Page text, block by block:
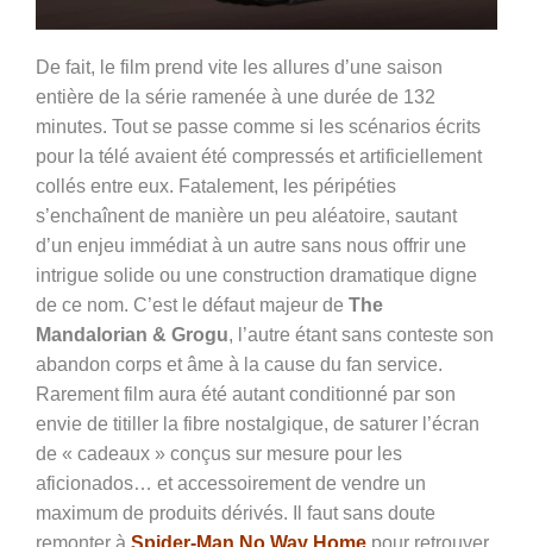
De fait, le film prend vite les allures d’une saison
entière de la série ramenée à une durée de 132
minutes. Tout se passe comme si les scénarios écrits
pour la télé avaient été compressés et artificiellement
collés entre eux. Fatalement, les péripéties
s’enchaînent de manière un peu aléatoire, sautant
d’un enjeu immédiat à un autre sans nous offrir une
intrigue solide ou une construction dramatique digne
de ce nom. C’est le défaut majeur de The
Mandalorian & Grogu, l’autre étant sans conteste son
abandon corps et âme à la cause du fan service.
Rarement film aura été autant conditionné par son
envie de titiller la fibre nostalgique, de saturer l’écran
de « cadeaux » conçus sur mesure pour les
aficionados… et accessoirement de vendre un
maximum de produits dérivés. Il faut sans doute
remonter à Spider-Man No Way Home pour retrouver